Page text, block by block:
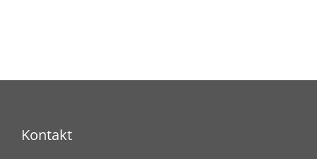
Kontakt